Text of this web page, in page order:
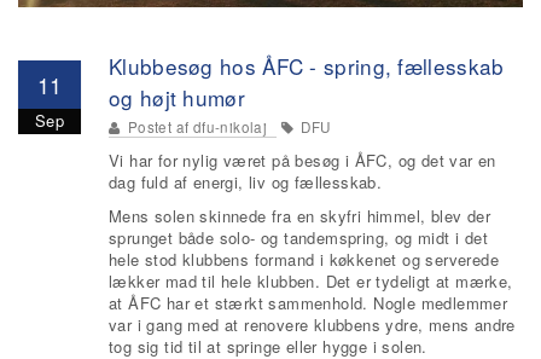
11
Sep
Klubbesøg hos ÅFC - spring, fællesskab
og højt humør
Postet af dfu-nikolaj DFU
Vi har for nylig været på besøg i ÅFC, og det var en
dag fuld af energi, liv og fællesskab.
Mens solen skinnede fra en skyfri himmel, blev der
sprunget både solo- og tandemspring, og midt i det
hele stod klubbens formand i køkkenet og serverede
lækker mad til hele klubben. Det er tydeligt at mærke,
at ÅFC har et stærkt sammenhold. Nogle medlemmer
var i gang med at renovere klubbens ydre, mens andre
tog sig tid til at springe eller hygge i solen.